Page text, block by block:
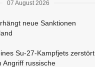
07 August 2026
neue Sanktionen
Su-27-Kampfjets zerstört
Angriff russische